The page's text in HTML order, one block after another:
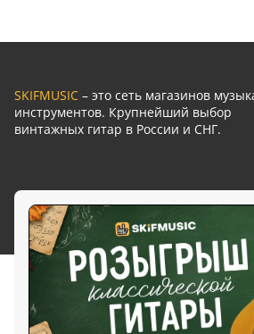
SKIFMUSIC – это сеть магазинов
инструментов. Крупнейший выбор
винтажных гитар в России и СНГ.